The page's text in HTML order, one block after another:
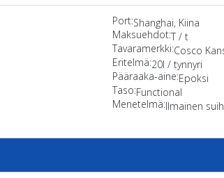
Port:Shanghai, Kiina
Maksuehdot:T / t
Tavaramerkki:Cosco
Eritelmä:20l / tynnyri
Pääraaka-aine:Epoksi
Taso:Functional
Menetelmä:Ilmainen